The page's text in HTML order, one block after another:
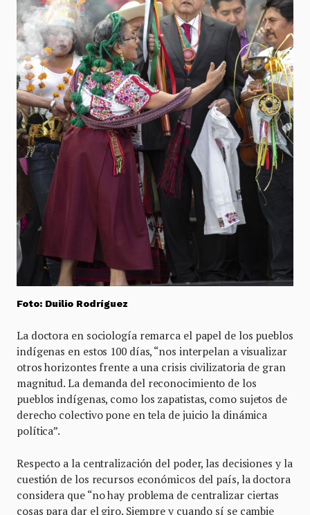
Foto: Duilio Rodríguez
La doctora en sociología remarca el papel de los pueblos
indígenas en estos 100 días, “nos interpelan a visualizar
otros horizontes frente a una crisis civilizatoria de gran
magnitud. La demanda del reconocimiento de los
pueblos indígenas, como los zapatistas, como sujetos de
derecho colectivo pone en tela de juicio la dinámica
política”.
Respecto a la centralización del poder, las decisiones y la
cuestión de los recursos económicos del país, la doctora
considera que “no hay problema de centralizar ciertas
cosas para dar el giro. Siempre y cuando sí se cambie